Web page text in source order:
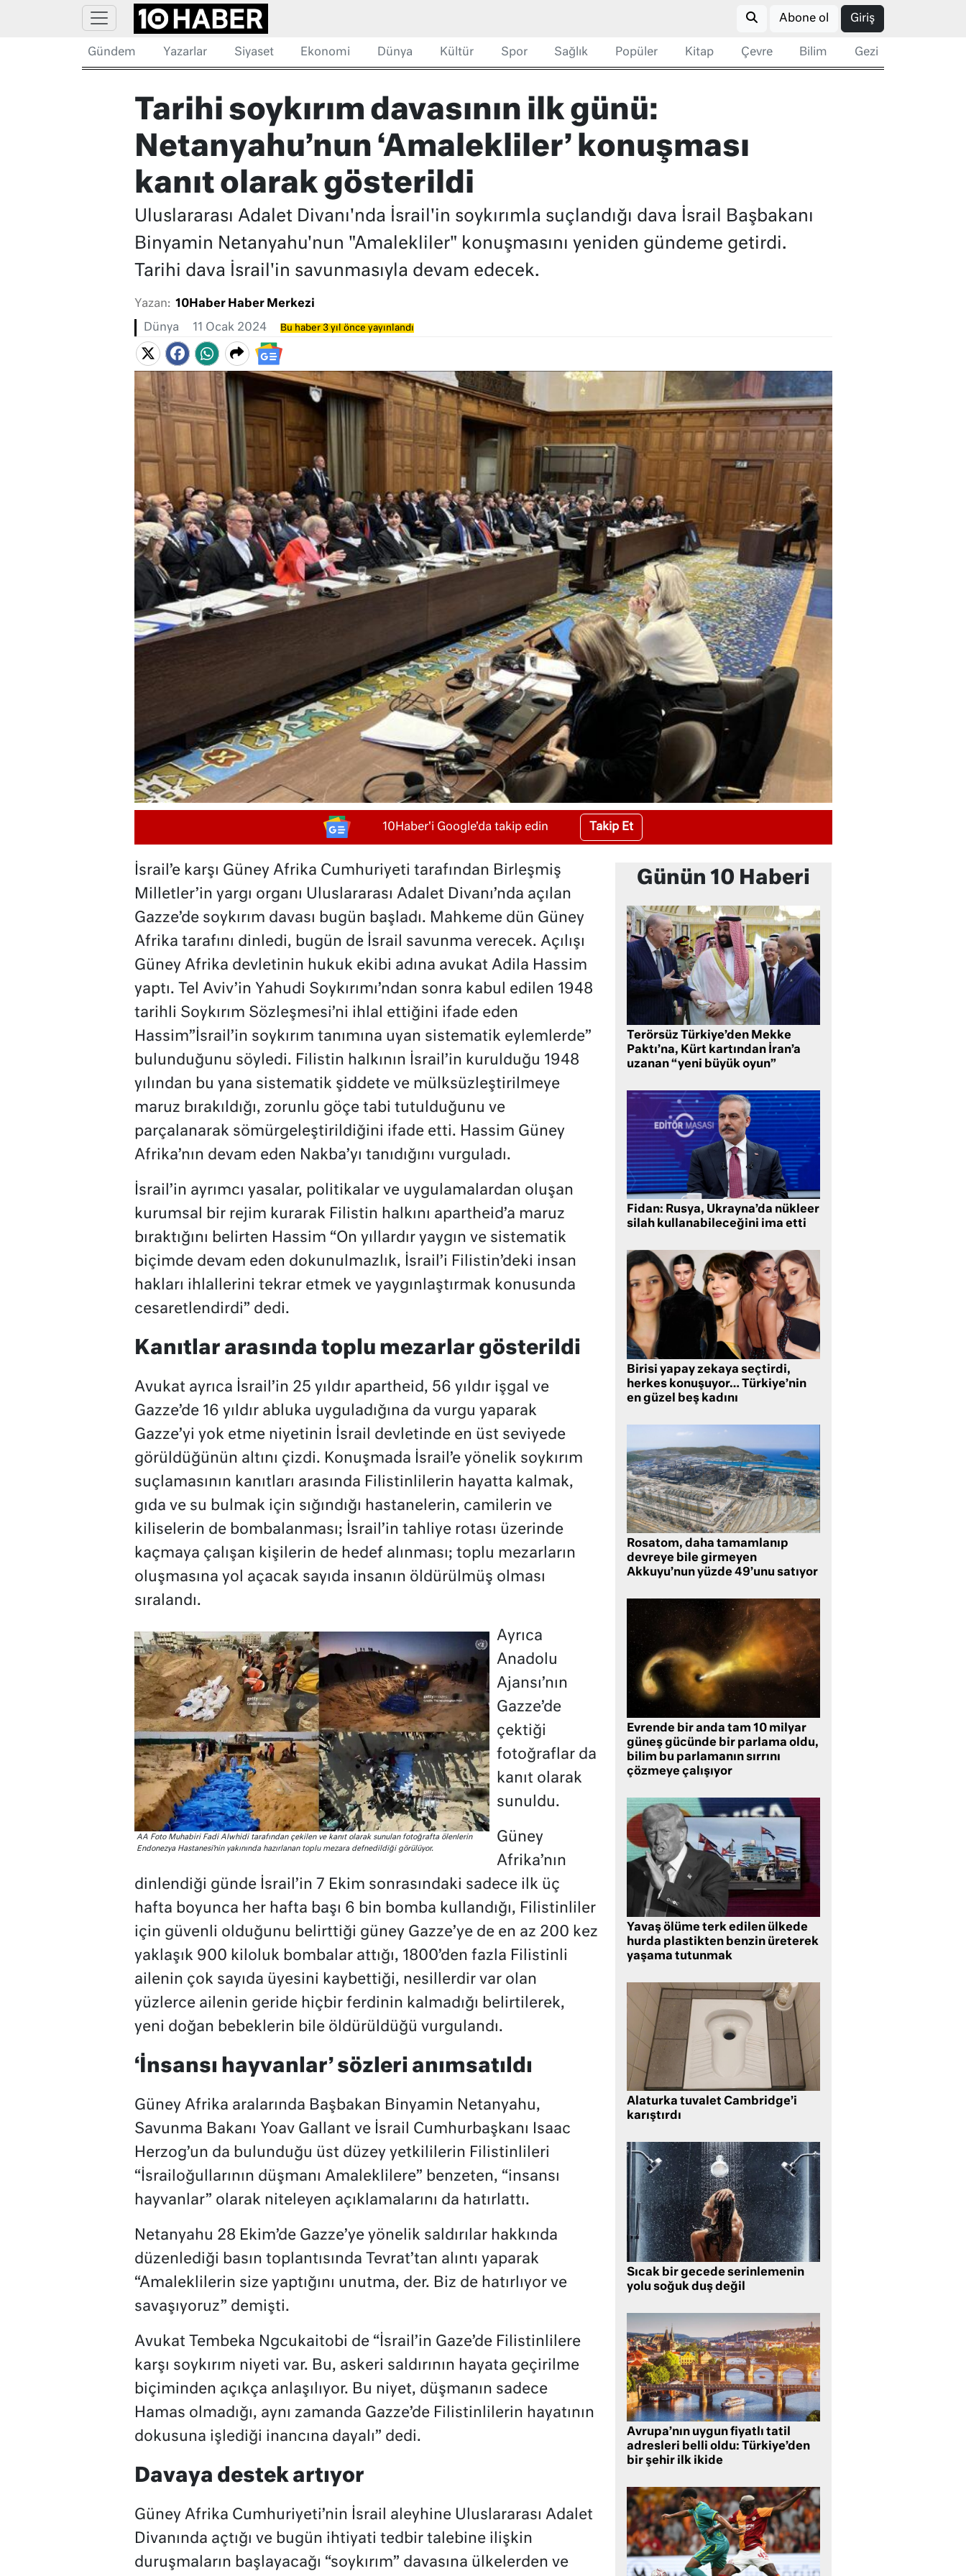
Abone ol Giriş
Gündem Yazarlar Siyaset Ekonomi Dünya Kültür Spor Sağlık Popüler Kitap Çevre Bilim Gezi
Tarihi soykırım davasının ilk günü:
Netanyahu’nun ‘Amalekliler’ konuşması
kanıt olarak gösterildi
Uluslararası Adalet Divanı'nda İsrail'in soykırımla suçlandığı dava İsrail Başbakanı
Binyamin Netanyahu'nun "Amalekliler" konuşmasını yeniden gündeme getirdi.
Tarihi dava İsrail'in savunmasıyla devam edecek.
Yazan: 10Haber Haber Merkezi
Dünya 11 Ocak 2024 Bu haber 3 yıl önce yayınlandı
10Haber'i Google'da takip edin Takip Et
İsrail’e karşı Güney Afrika Cumhuriyeti tarafından Birleşmiş
Milletler’in yargı organı Uluslararası Adalet Divanı’nda açılan
Gazze’de soykırım davası bugün başladı. Mahkeme dün Güney
Afrika tarafını dinledi, bugün de İsrail savunma verecek. Açılışı
Güney Afrika devletinin hukuk ekibi adına avukat Adila Hassim
yaptı. Tel Aviv’in Yahudi Soykırımı’ndan sonra kabul edilen 1948
tarihli Soykırım Sözleşmesi’ni ihlal ettiğini ifade eden
Hassim”İsrail’in soykırım tanımına uyan sistematik eylemlerde”
bulunduğunu söyledi. Filistin halkının İsrail’in kurulduğu 1948
yılından bu yana sistematik şiddete ve mülksüzleştirilmeye
maruz bırakıldığı, zorunlu göçe tabi tutulduğunu ve
parçalanarak sömürgeleştirildiğini ifade etti. Hassim Güney
Afrika’nın devam eden Nakba’yı tanıdığını vurguladı.
İsrail’in ayrımcı yasalar, politikalar ve uygulamalardan oluşan
kurumsal bir rejim kurarak Filistin halkını apartheid’a maruz
bıraktığını belirten Hassim “On yıllardır yaygın ve sistematik
biçimde devam eden dokunulmazlık, İsrail’i Filistin’deki insan
hakları ihlallerini tekrar etmek ve yaygınlaştırmak konusunda
cesaretlendirdi” dedi.
Kanıtlar arasında toplu mezarlar gösterildi
Avukat ayrıca İsrail’in 25 yıldır apartheid, 56 yıldır işgal ve
Gazze’de 16 yıldır abluka uyguladığına da vurgu yaparak
Gazze’yi yok etme niyetinin İsrail devletinde en üst seviyede
görüldüğünün altını çizdi. Konuşmada İsrail’e yönelik soykırım
suçlamasının kanıtları arasında Filistinlilerin hayatta kalmak,
gıda ve su bulmak için sığındığı hastanelerin, camilerin ve
kiliselerin de bombalanması; İsrail’in tahliye rotası üzerinde
kaçmaya çalışan kişilerin de hedef alınması; toplu mezarların
oluşmasına yol açacak sayıda insanın öldürülmüş olması
sıralandı.
AA Foto Muhabiri Fadi Alwhidi tarafından çekilen ve kanıt olarak sunulan fotoğrafta ölenlerin
Endonezya Hastanesi’nin yakınında hazırlanan toplu mezara defnedildiği görülüyor.
Ayrıca
Anadolu
Ajansı’nın
Gazze’de
çektiği
fotoğraflar da
kanıt olarak
sunuldu.
Güney
Afrika’nın
dinlendiği günde İsrail’in 7 Ekim sonrasındaki sadece ilk üç
hafta boyunca her hafta başı 6 bin bomba kullandığı, Filistinliler
için güvenli olduğunu belirttiği güney Gazze’ye de en az 200 kez
yaklaşık 900 kiloluk bombalar attığı, 1800’den fazla Filistinli
ailenin çok sayıda üyesini kaybettiği, nesillerdir var olan
yüzlerce ailenin geride hiçbir ferdinin kalmadığı belirtilerek,
yeni doğan bebeklerin bile öldürüldüğü vurgulandı.
‘İnsansı hayvanlar’ sözleri anımsatıldı
Güney Afrika aralarında Başbakan Binyamin Netanyahu,
Savunma Bakanı Yoav Gallant ve İsrail Cumhurbaşkanı Isaac
Herzog’un da bulunduğu üst düzey yetkililerin Filistinlileri
“İsrailoğullarının düşmanı Amaleklilere” benzeten, “insansı
hayvanlar” olarak niteleyen açıklamalarını da hatırlattı.
Netanyahu 28 Ekim’de Gazze’ye yönelik saldırılar hakkında
düzenlediği basın toplantısında Tevrat’tan alıntı yaparak
“Amaleklilerin size yaptığını unutma, der. Biz de hatırlıyor ve
savaşıyoruz” demişti.
Avukat Tembeka Ngcukaitobi de “İsrail’in Gaze’de Filistinlilere
karşı soykırım niyeti var. Bu, askeri saldırının hayata geçirilme
biçiminden açıkça anlaşılıyor. Bu niyet, düşmanın sadece
Hamas olmadığı, aynı zamanda Gazze’de Filistinlilerin hayatının
dokusuna işlediği inancına dayalı” dedi.
Davaya destek artıyor
Güney Afrika Cumhuriyeti’nin İsrail aleyhine Uluslararası Adalet
Divanında açtığı ve bugün ihtiyati tedbir talebine ilişkin
duruşmaların başlayacağı “soykırım” davasına ülkelerden ve
Günün 10 Haberi
Terörsüz Türkiye’den Mekke
Paktı’na, Kürt kartından İran’a
uzanan “yeni büyük oyun”
Fidan: Rusya, Ukrayna’da nükleer
silah kullanabileceğini ima etti
Birisi yapay zekaya seçtirdi,
herkes konuşuyor… Türkiye’nin
en güzel beş kadını
Rosatom, daha tamamlanıp
devreye bile girmeyen
Akkuyu’nun yüzde 49’unu satıyor
Evrende bir anda tam 10 milyar
güneş gücünde bir parlama oldu,
bilim bu parlamanın sırrını
çözmeye çalışıyor
Yavaş ölüme terk edilen ülkede
hurda plastikten benzin üreterek
yaşama tutunmak
Alaturka tuvalet Cambridge’i
karıştırdı
Sıcak bir gecede serinlemenin
yolu soğuk duş değil
Avrupa’nın uygun fiyatlı tatil
adresleri belli oldu: Türkiye’den
bir şehir ilk ikide